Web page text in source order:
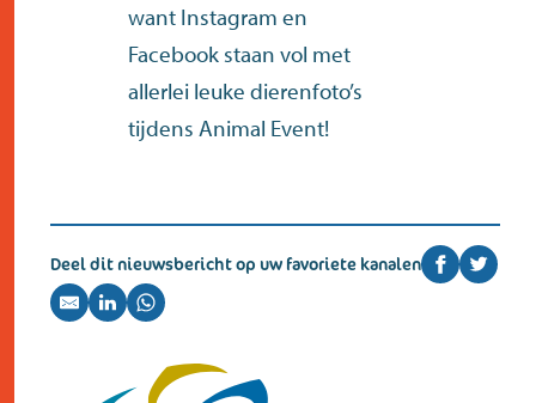
want Instagram en
Facebook staan vol met
allerlei leuke dierenfoto’s
tijdens Animal Event!
Deel dit nieuwsbericht op uw favoriete kanalen